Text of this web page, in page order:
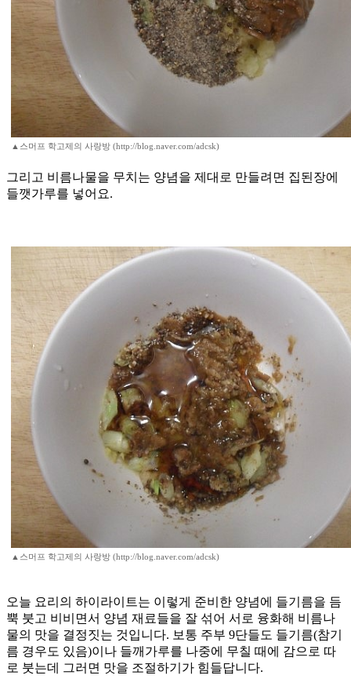
▲스머프 학고제의 사랑방 (http://blog.naver.com/adcsk)
그리고 비름나물을 무치는 양념을 제대로 만들려면 집된장에
들깻가루를 넣어요.
▲스머프 학고제의 사랑방 (http://blog.naver.com/adcsk)
오늘 요리의 하이라이트는 이렇게 준비한 양념에 들기름을 듬
뿍 붓고 비비면서 양념 재료들을 잘 섞어 서로 융화해 비름나
물의 맛을 결정짓는 것입니다. 보통 주부 9단들도 들기름(참기
름 경우도 있음)이나 들깨가루를 나중에 무칠 때에 감으로 따
로 붓는데 그러면 맛을 조절하기가 힘들답니다.